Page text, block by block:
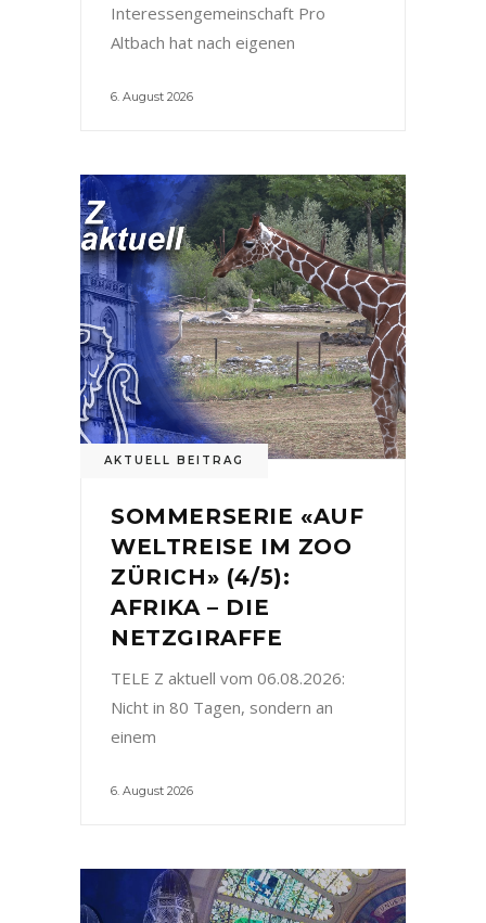
Interessengemeinschaft Pro
Altbach hat nach eigenen
6. August 2026
AKTUELL BEITRAG
SOMMERSERIE «AUF
WELTREISE IM ZOO
ZÜRICH» (4/5):
AFRIKA – DIE
NETZGIRAFFE
TELE Z aktuell vom 06.08.2026:
Nicht in 80 Tagen, sondern an
einem
6. August 2026